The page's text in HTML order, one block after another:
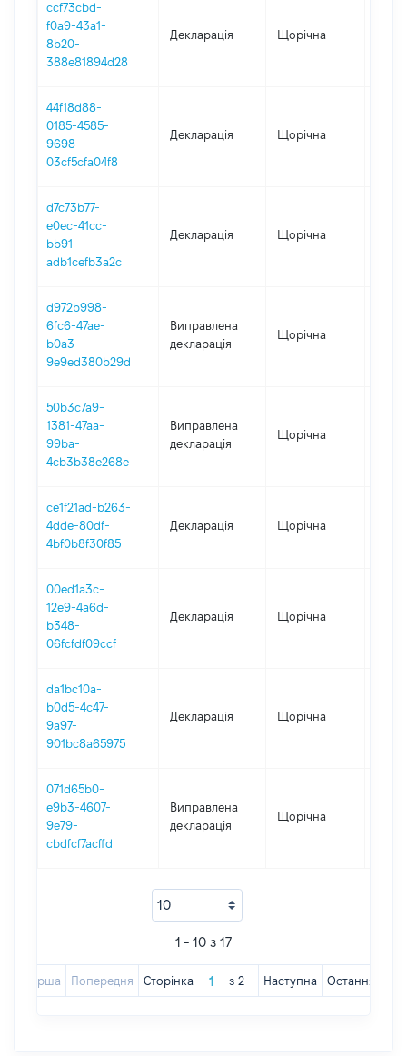
ccf73cbd-
f0a9-43a1-
8b20-
388e81894d28
Декларація Щорічна
44f18d88-
0185-4585-
9698-
03cf5cfa04f8
Декларація Щорічна
d7c73b77-
e0ec-41cc-
bb91-
adb1cefb3a2c
Декларація Щорічна
d972b998-
6fc6-47ae-
b0a3-
9e9ed380b29d
Виправлена
декларація
Щорічна
50b3c7a9-
1381-47aa-
99ba-
4cb3b38e268e
Виправлена
декларація
Щорічна
ce1f21ad-b263-
4dde-80df-
4bf0b8f30f85
Декларація Щорічна
00ed1a3c-
12e9-4a6d-
b348-
06fcfdf09ccf
Декларація Щорічна
da1bc10a-
b0d5-4c47-
9a97-
901bc8a65975
Декларація Щорічна
071d65b0-
e9b3-4607-
9e79-
cbdfcf7acffd
Виправлена
декларація
Щорічна
1 - 10 з 17
Перша Попередня Сторінка з 2 Наступна Остання